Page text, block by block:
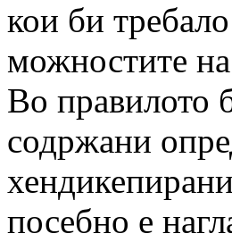
кои би
можностите
Во правилото
содржани
посебно е